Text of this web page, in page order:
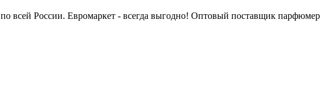
всей России. Евромаркет - всегда выгодно! Оптовый поставщик